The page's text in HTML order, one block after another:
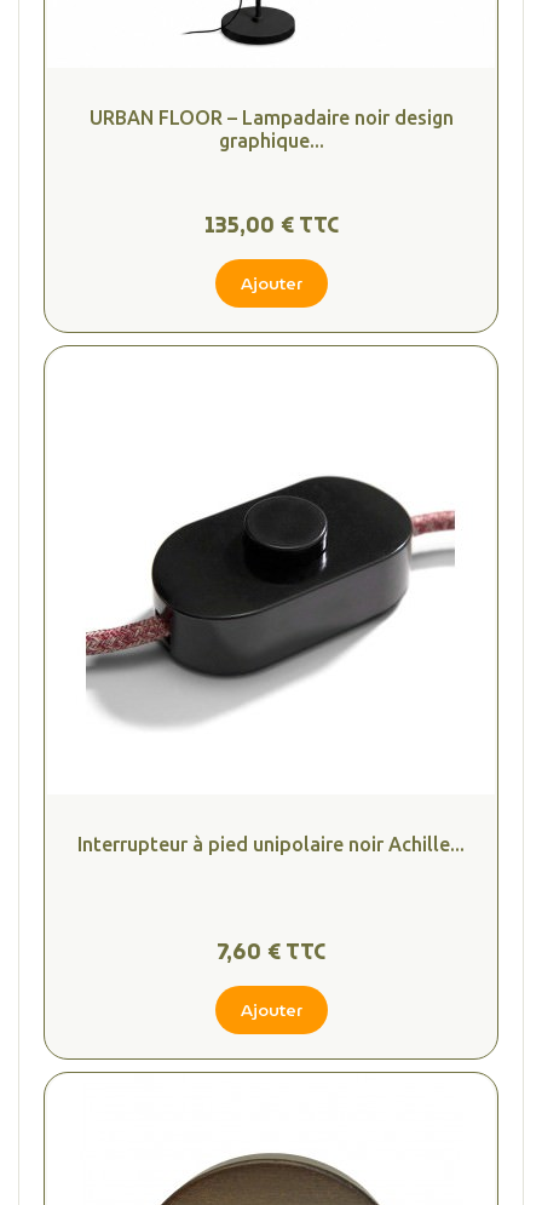
URBAN FLOOR – Lampadaire noir design
graphique...
135,00 € TTC
Ajouter
Interrupteur à pied unipolaire noir Achille...
7,60 € TTC
Ajouter